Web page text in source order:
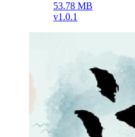
53.78 MB
v1.0.1